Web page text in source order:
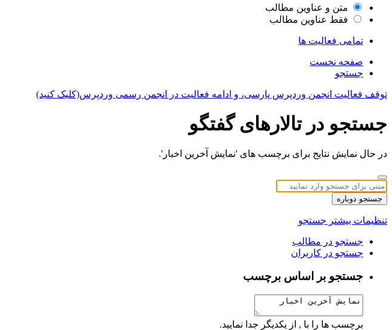
متن و عناوین مطالب
فقط عناوین مطالب
تمامی فعالیت ها
صفحه نخست
جستجو
توقف فعالیت انجمن وردپرس پارسی، و ادامه فعالیت در انجمن رسمی وردپرس(کلیک کنید)
جستجو در تالارهای گفتگو
در حال نمایش نتایج برای برچسب های 'نمایش آخرین اخبار'.
جستجو دوباره
تنظیمات بیشتر جستجو
جستجو در مطالب
جستجو در کاربران
جستجو بر اساس برچسب
برچسب ها را با , از یکدیگر جدا نمایید.